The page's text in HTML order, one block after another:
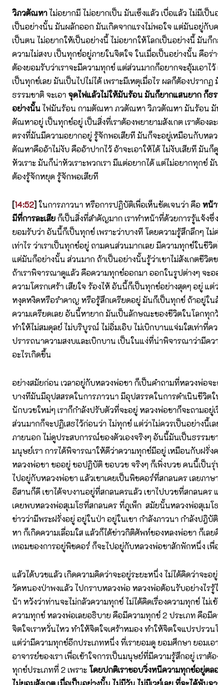
วิภวตัณหา ไม่อยากมี ไม่อยากเป็น มันเซ็งแล้ว เบื่อแล้ว ไม่มีเป็
เป็นอย่างนั้น มันผลักออก มันเกิดจากแรงไม่พอใจ แต่มันอยู่กับ
เป็นตน ไม่อยากให้เป็นอย่างนี้ ไม่อยากให้โลกเป็นอย่างนี้ มันก็
ความไม่สงบ เป็นทุกข์อยู่ภายในจิตใจ ในเมื่อเป็นอย่างนั้น คือร่
ต้องยอมรับว่าเราจะมีความทุกข์ แต่ส่วนมากก็อยากจะอุ้มเอาไ
เป็นทุกข์เลย มันเป็นไปไม่ได้ เพราะมีเหตุเมื่อไร ผลก็ต้องปราก
ธรรมชาติ จะเอาจุดไฟแล้วไม่ให้มันร้อน มันก็ยากแสนยาก ก็ธ
อย่างนั้น ไฟมันร้อน กามตัณหา ภวตัณหา วิภวตัณหา มันร้อน
ตัณหาอยู่ เป็นทุกข์อยู่ เป็นสิ่งที่เราต้องพยายามสังเกต เราต้อง
ตรงที่มันมีความอยากอยู่ รู้จักพอเสียที มันก็จะอยู่เหมือนกับหล
ตัณหาคืออ้าไม่งับ คืออ้าปากไว้ อ้าจะเอาให้ได้ ไม่งับเสียที มัน
หัวเราะ มันก็น่าหัวเราะพวกเรา มีแต่อยากได้ แต่ไม่อยากทุกข์
ต้องรู้จักหยุด รู้จักพอเสียที
[14:52] ในการภาวนา หรือการปฏิบัติเพื่อเห็นชัดเจนว่า คือหน้
มีที่การละเสียก็เป็นสิ่งที่สำคัญมาก เราทำหน้าที่ด้วยการรู้แจ้งซึ่
ยอมรับว่า อันนี้ก็เป็นทุกข์ เพราะว่าบางที โดยความรู้สึกลึกๆ ไ
เท่าไร ว่าเราเป็นทุกข์อยู่ ถามคนส่วนมากเลย มีความทุกข์ในชีวิ
แต่มันก็อย่างนั้น ส่วนมาก ถ้าเป็นอย่างนั้นรู้ว่าเขาไม่สังเกตชีวิต
ถ้าเราพิจารณาดูแล้ว คือความทุกข์ออกมา ออกในรูปต่างๆ จะ
ความโศรกเศร้า เสียใจ ร้องไห้ อันนี้ก็เป็นทุกข์อย่างสุดๆ อยู่ แ
หงุดหงิดหรือรำคาญ หรือรู้สึกเครียดอยู่ มันก็เป็นทุกข์ ถ้าอยู่ใน
ความเครียดเลย อันนี้หายาก มันเป็นลักษณะของชีวิตในโลกทุ
ทำให้ไม่สมดุลย์ ไม่บริบูรณ์ ไม่อิ่มเอิบ ไม่เบิกบานแจ่มใสเท่าที่ค
ปรารถนาความสงบและเบิกบาน เป็นในแง่ที่น่าพิจารณาว่ามีค
อะไรเกิดขึ้น
อย่างสมัยก่อน เวลาอยู่กับหลวงพ่อชา ก็เป็นคำถามที่หลวงพ่อจะ
บางทีมันมีอุปสสรคในการภาวนา มีอุปสรรคในการดำเนินชีวิตใ
นักบวชใหม่ๆ เราก็กำลังปรับตัวที่จะอยู่ หลวงพ่อชาก็จะถามอยู่
ส่วนมากก็จะปฏิเสธไว้ก่อนว่า ไม่ทุกข์ แต่ว่าไม่ควรเป็นอย่างนี้เล
ภายนอก ไม่ดูประสบการณ์ของตัวเองจริงๆ อันนี้มันเป็นธรรมช
มนุษย์เรา การได้พิจารณาให้ดีว่าความทุกข์มีอยู่ เหมือนกับฝรั่
หลวงพ่อชา ขออยู่ ขอปฏิบัติ ขอบวช จริงๆ ก็เพิ่งบวช คนนี้เป็น
ไปอยู่กับหลวงพ่อชา แล้วเขาเคยเป็นพิชคอร์ที่สกลนคร เลยภาษ
อีสานก็ดี เขาได้จบงานอยู่ที่สกลนครแล้ว เขาไปบวชที่สกลนคร
เคยพบหลวงพ่อสุเมโธที่สกลนคร ที่ภูเพ็ก สมัยนั้นหลวงพ่อสุเมโ
ข่าวว่ามีพระฝรั่งอยู่ อยู่ในป่า อยู่ในเขา กำลังภาวนา กำลังปฎิบั
หา ก็เกิดความเลื่อมใส แล้วก็ได้ข่าวกิติศัพท์ของหลงพ่อชา ก็เล
เทอมของการอยู่พิชคอร์ ก็จะไปอยู่กับหลวงพ่อชาสักพักหนึ่ง เพื่
แล้วได้บวชแล้ว เกิดความคิดว่าจะอยู่ระยะหนึ่ง ไม่ได้คิดว่าจะอ
วัดหนองป่าพงแล้ว ไปกราบหลวงพ่อ หลวงพ่อต้อนรับอย่างไร
น้า หวังว่าท่านจะไม่กลัวความทุกข์ ไม่ได้คิดเรื่องความทุกข์ ไม่เ
ความทุกข์ หลวงพ่อเลยอธิบาย คือมีความทุกข์ 2 ประเภท คือมี
จิตใจเราหวั่นไหว ทำให้จิตใจเศร้าหมอง ทำให้จิตใจแปรปรว
แต่ว่ามีความทุกข์อีกประเภทหนึ่ง ที่เรายอมดู ยอมศึกษา ยอมเอ
อาจารย์ของเรา เพื่อเข้าใจการเป็นมนุษย์ที่มีความรู้สึกอยู่ เราต้
ทุกข์ประเภทที่ 2 เพราะ โดยปกติเราชอบวิ่งหนีความทุกข์อยู่ตล